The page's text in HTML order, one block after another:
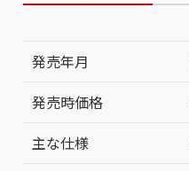
発売年月
発売時価格
主な仕様